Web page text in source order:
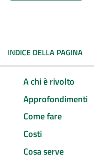
INDICE DELLA PAGINA
A chi è rivolto
Approfondimenti
Come fare
Costi
Cosa serve